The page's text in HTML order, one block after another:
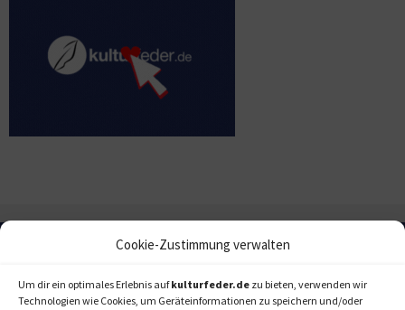
Cookie-Zustimmung verwalten
Um dir ein optimales Erlebnis aufkulturfeder.de zu bieten, verwenden wir
Technologien wie Cookies, um Geräteinformationen zu speichern und/oder